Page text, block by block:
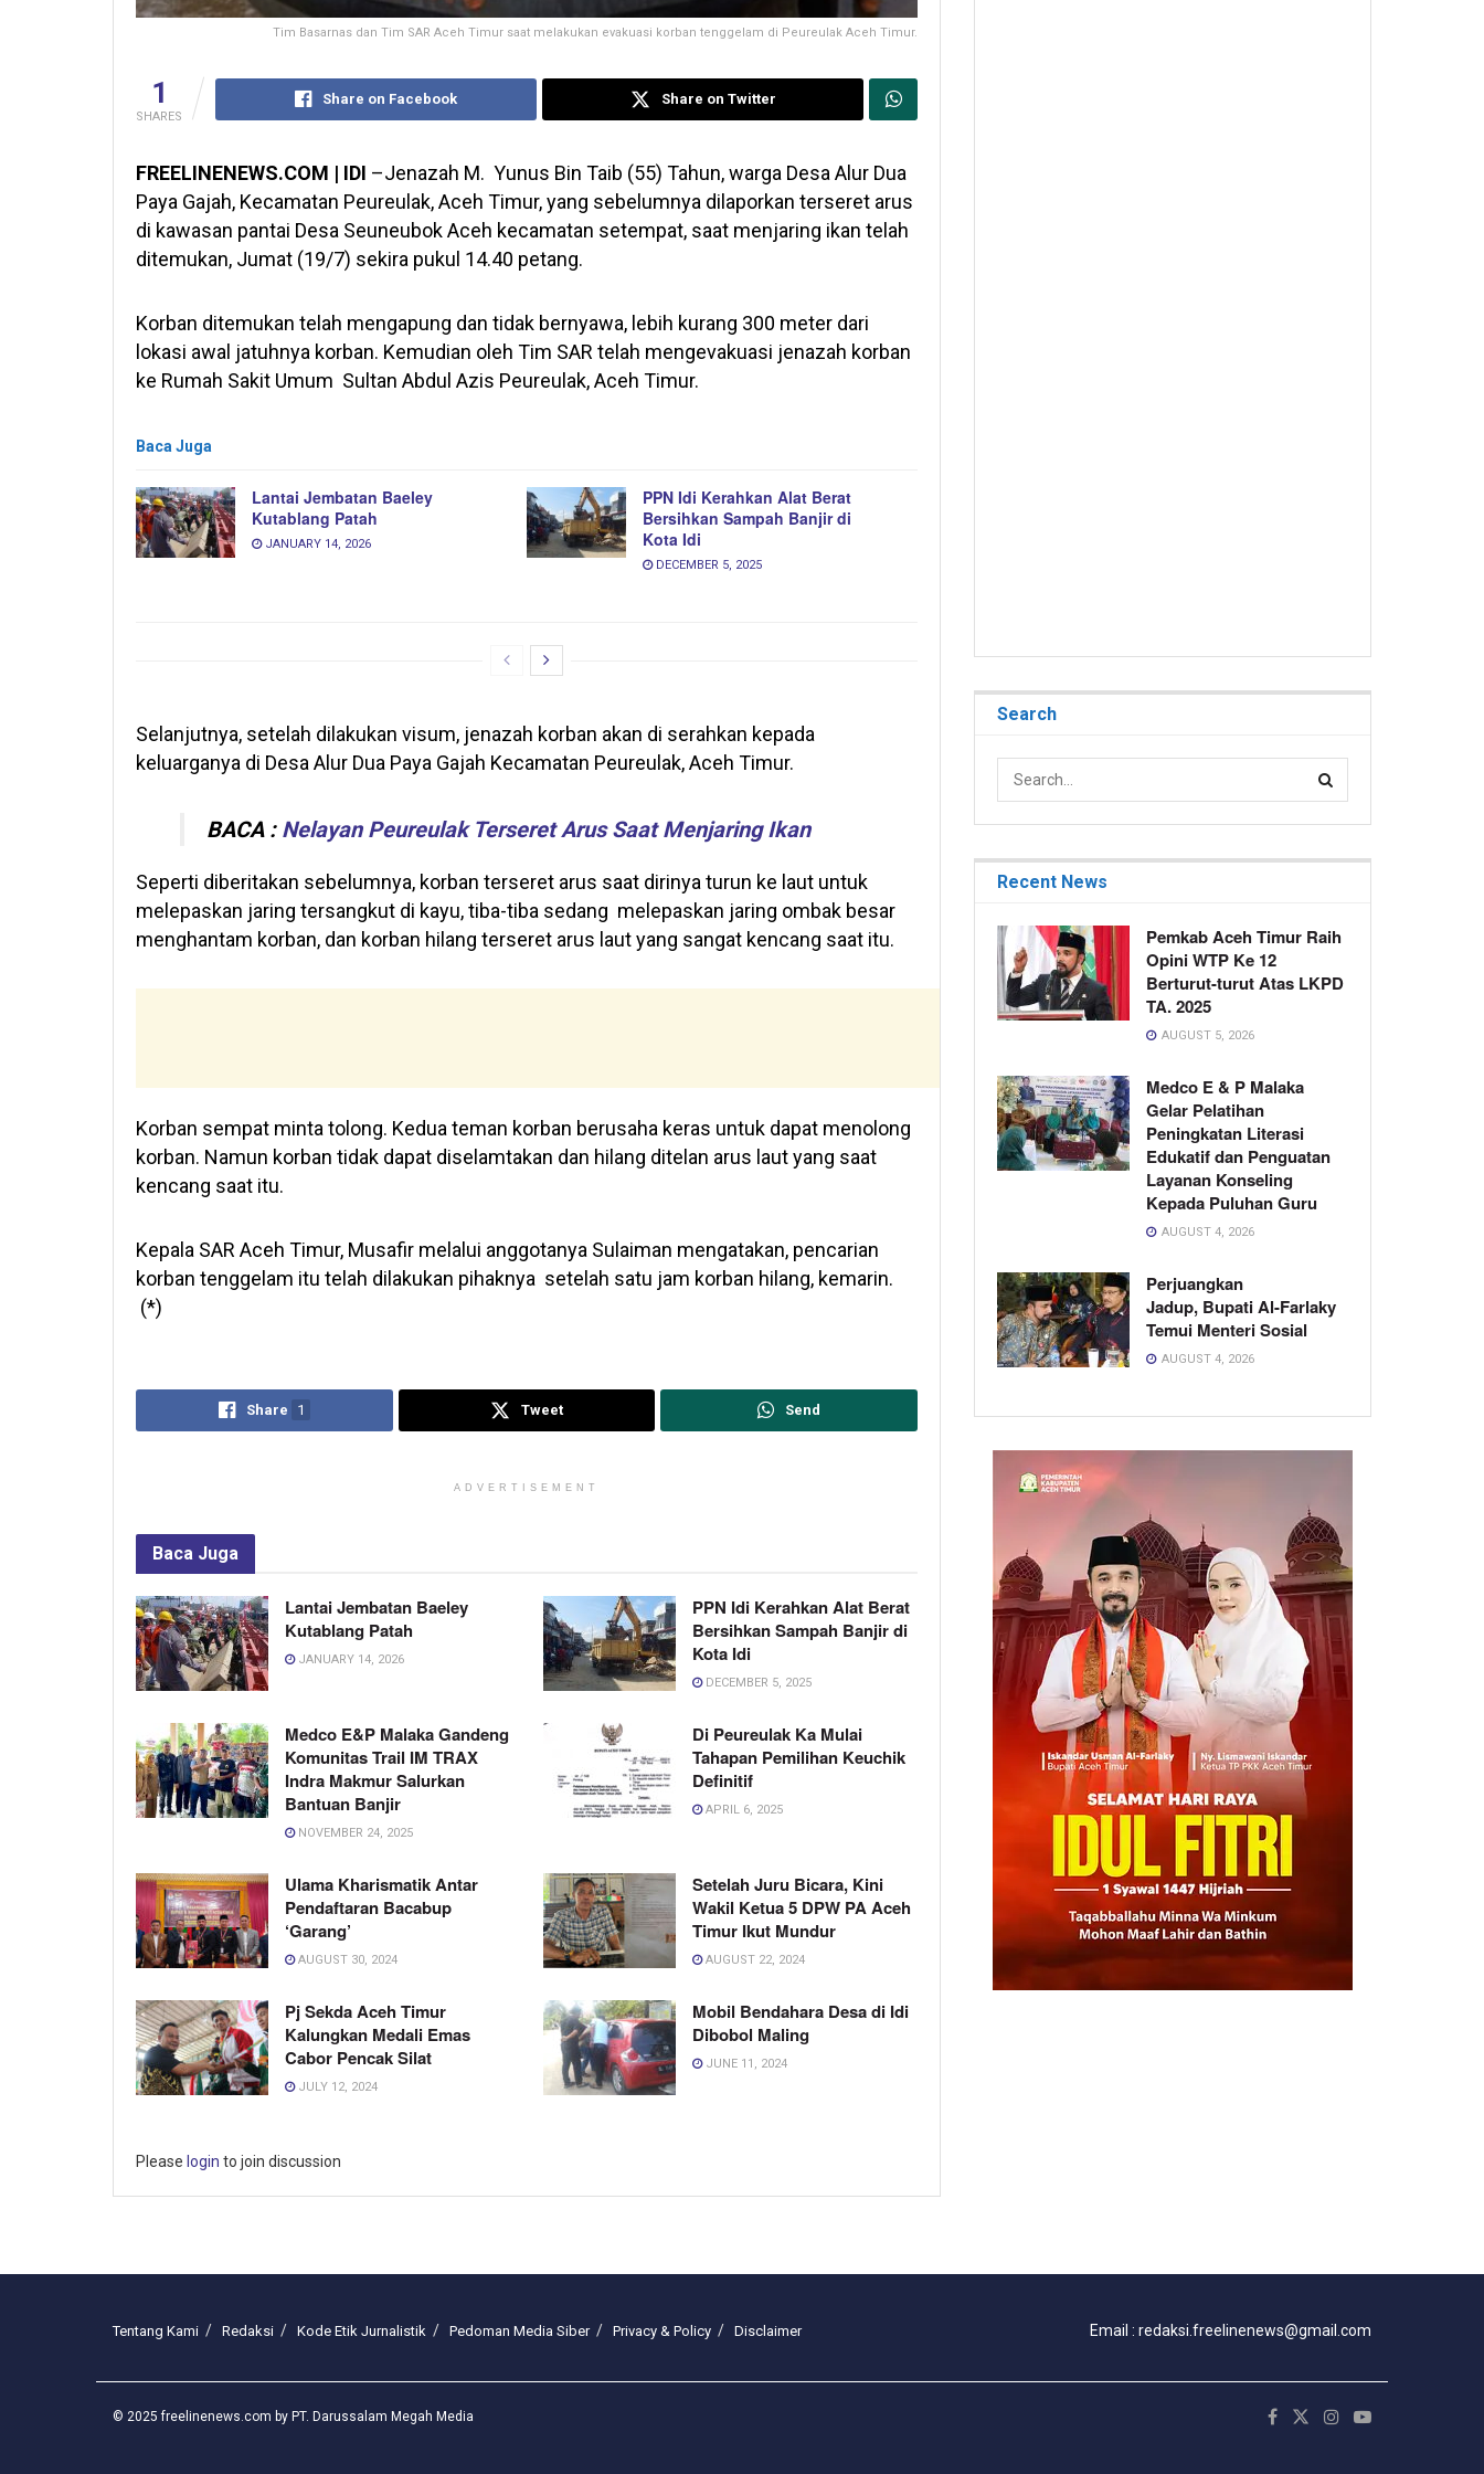
Tim Basarnas dan Tim SAR Aceh Timur saat melakukan evakuasi korban tenggelam di Peureulak Aceh Timur.
1
SHARES
Share on Facebook Share on Twitter
FREELINENEWS.COM | IDI –Jenazah M. Yunus Bin Taib (55) Tahun, warga Desa Alur Dua
Paya Gajah, Kecamatan Peureulak, Aceh Timur, yang sebelumnya dilaporkan terseret arus
di kawasan pantai Desa Seuneubok Aceh kecamatan setempat, saat menjaring ikan telah
ditemukan, Jumat (19/7) sekira pukul 14.40 petang.
Korban ditemukan telah mengapung dan tidak bernyawa, lebih kurang 300 meter dari
lokasi awal jatuhnya korban. Kemudian oleh Tim SAR telah mengevakuasi jenazah korban
ke Rumah Sakit Umum Sultan Abdul Azis Peureulak, Aceh Timur.
Baca Juga
Lantai Jembatan Baeley
Kutablang Patah
JANUARY 14, 2026
PPN Idi Kerahkan Alat Berat
Bersihkan Sampah Banjir di
Kota Idi
DECEMBER 5, 2025
Selanjutnya, setelah dilakukan visum, jenazah korban akan di serahkan kepada
keluarganya di Desa Alur Dua Paya Gajah Kecamatan Peureulak, Aceh Timur.
BACA : Nelayan Peureulak Terseret Arus Saat Menjaring Ikan
Seperti diberitakan sebelumnya, korban terseret arus saat dirinya turun ke laut untuk
melepaskan jaring tersangkut di kayu, tiba-tiba sedang melepaskan jaring ombak besar
menghantam korban, dan korban hilang terseret arus laut yang sangat kencang saat itu.
Korban sempat minta tolong. Kedua teman korban berusaha keras untuk dapat menolong
korban. Namun korban tidak dapat diselamtakan dan hilang ditelan arus laut yang saat
kencang saat itu.
Kepala SAR Aceh Timur, Musafir melalui anggotanya Sulaiman mengatakan, pencarian
korban tenggelam itu telah dilakukan pihaknya setelah satu jam korban hilang, kemarin.
(*)
Share 1 Tweet Send
ADVERTISEMENT
Baca Juga
Lantai Jembatan Baeley
Kutablang Patah
JANUARY 14, 2026
PPN Idi Kerahkan Alat Berat
Bersihkan Sampah Banjir di
Kota Idi
DECEMBER 5, 2025
Medco E&P Malaka Gandeng
Komunitas Trail IM TRAX
Indra Makmur Salurkan
Bantuan Banjir
NOVEMBER 24, 2025
Di Peureulak Ka Mulai
Tahapan Pemilihan Keuchik
Definitif
APRIL 6, 2025
Ulama Kharismatik Antar
Pendaftaran Bacabup
‘Garang’
AUGUST 30, 2024
Setelah Juru Bicara, Kini
Wakil Ketua 5 DPW PA Aceh
Timur Ikut Mundur
AUGUST 22, 2024
Pj Sekda Aceh Timur
Kalungkan Medali Emas
Cabor Pencak Silat
JULY 12, 2024
Mobil Bendahara Desa di Idi
Dibobol Maling
JUNE 11, 2024
Please login to join discussion
Search
Recent News
Pemkab Aceh Timur Raih
Opini WTP Ke 12
Berturut-turut Atas LKPD
TA. 2025
AUGUST 5, 2026
Medco E & P Malaka
Gelar Pelatihan
Peningkatan Literasi
Edukatif dan Penguatan
Layanan Konseling
Kepada Puluhan Guru
AUGUST 4, 2026
Perjuangkan
Jadup, Bupati Al-Farlaky
Temui Menteri Sosial
AUGUST 4, 2026
Tentang Kami Redaksi Kode Etik Jurnalistik Pedoman Media Siber Privacy & Policy Disclaimer Email : redaksi.freelinenews@gmail.com
© 2025 freelinenews.com by PT. Darussalam Megah Media